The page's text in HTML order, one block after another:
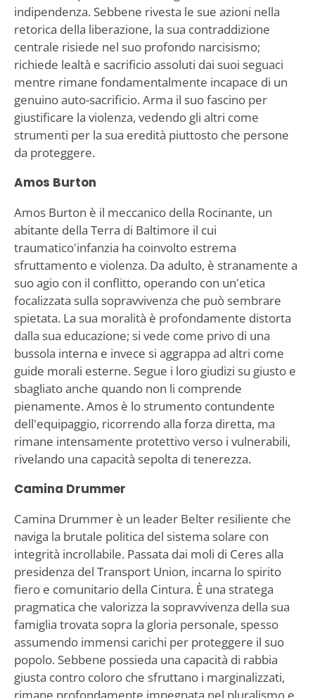
indipendenza. Sebbene rivesta le sue azioni nella
retorica della liberazione, la sua contraddizione
centrale risiede nel suo profondo narcisismo;
richiede lealtà e sacrificio assoluti dai suoi seguaci
mentre rimane fondamentalmente incapace di un
genuino auto-sacrificio. Arma il suo fascino per
giustificare la violenza, vedendo gli altri come
strumenti per la sua eredità piuttosto che persone
da proteggere.
Amos Burton
Amos Burton è il meccanico della Rocinante, un
abitante della Terra di Baltimore il cui
traumatico'infanzia ha coinvolto estrema
sfruttamento e violenza. Da adulto, è stranamente a
suo agio con il conflitto, operando con un'etica
focalizzata sulla sopravvivenza che può sembrare
spietata. La sua moralità è profondamente distorta
dalla sua educazione; si vede come privo di una
bussola interna e invece si aggrappa ad altri come
guide morali esterne. Segue i loro giudizi su giusto e
sbagliato anche quando non li comprende
pienamente. Amos è lo strumento contundente
dell'equipaggio, ricorrendo alla forza diretta, ma
rimane intensamente protettivo verso i vulnerabili,
rivelando una capacità sepolta di tenerezza.
Camina Drummer
Camina Drummer è un leader Belter resiliente che
naviga la brutale politica del sistema solare con
integrità incrollabile. Passata dai moli di Ceres alla
presidenza del Transport Union, incarna lo spirito
fiero e comunitario della Cintura. È una stratega
pragmatica che valorizza la sopravvivenza della sua
famiglia trovata sopra la gloria personale, spesso
assumendo immensi carichi per proteggere il suo
popolo. Sebbene possieda una capacità di rabbia
giusta contro coloro che sfruttano i marginalizzati,
rimane profondamente impegnata nel pluralismo e